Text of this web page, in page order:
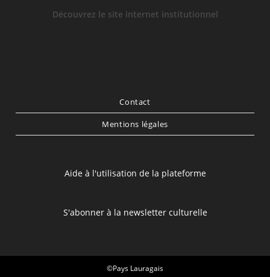
Découvrez le site internet institutionnel
Contact
Mentions légales
Aide à l'utilisation de la plateforme
S'abonner à la newsletter culturelle
©Pays Lauragais